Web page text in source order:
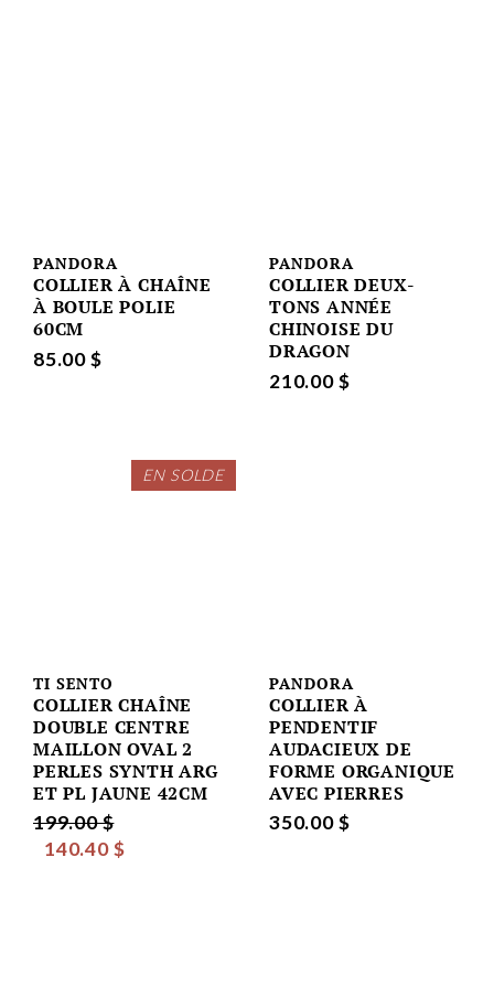
PANDORA
COLLIER À CHAÎNE
À BOULE POLIE
60CM
85.00 $
PANDORA
COLLIER DEUX-
TONS ANNÉE
CHINOISE DU
DRAGON
210.00 $
EN SOLDE
TI SENTO
COLLIER CHAÎNE
DOUBLE CENTRE
MAILLON OVAL 2
PERLES SYNTH ARG
ET PL JAUNE 42CM
199.00 $
140.40 $
PANDORA
COLLIER À
PENDENTIF
AUDACIEUX DE
FORME ORGANIQUE
AVEC PIERRES
350.00 $